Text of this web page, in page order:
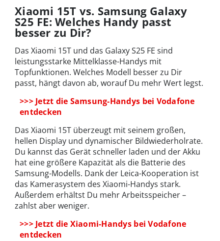
Xiaomi 15T vs. Samsung Galaxy
S25 FE: Welches Handy passt
besser zu Dir?
Das Xiaomi 15T und das Galaxy S25 FE sind
leistungsstarke Mittelklasse-Handys mit
Topfunktionen. Welches Modell besser zu Dir
passt, hängt davon ab, worauf Du mehr Wert legst.
>>> Jetzt die Samsung-Handys bei Vodafone
entdecken
Das Xiaomi 15T überzeugt mit seinem großen,
hellen Display und dynamischer Bildwiederholrate.
Du kannst das Gerät schneller laden und der Akku
hat eine größere Kapazität als die Batterie des
Samsung-Modells. Dank der Leica-Kooperation ist
das Kamerasystem des Xiaomi-Handys stark.
Außerdem erhältst Du mehr Arbeitsspeicher –
zahlst aber weniger.
>>> Jetzt die Xiaomi-Handys bei Vodafone
entdecken